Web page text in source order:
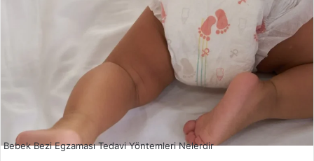
Bebek Bezi Egzaması Tedavi Yöntemleri Nelerdir